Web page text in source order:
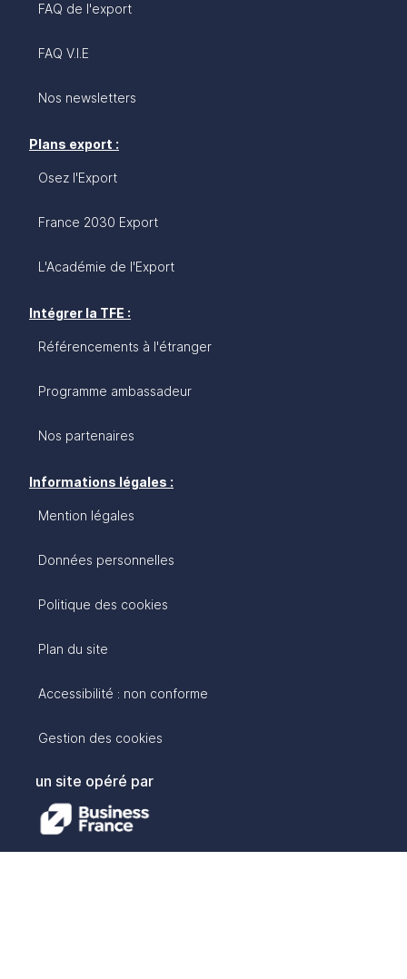
FAQ de l'export
FAQ V.I.E
Nos newsletters
Plans export :
Osez l'Export
France 2030 Export
L'Académie de l'Export
Intégrer la TFE :
Référencements à l'étranger
Programme ambassadeur
Nos partenaires
Informations légales :
Mention légales
Données personnelles
Politique des cookies
Plan du site
Accessibilité : non conforme
Gestion des cookies
un site opéré par
avec :